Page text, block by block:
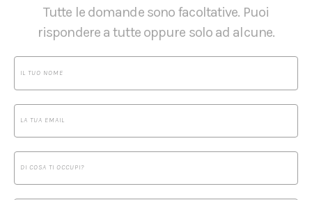
Tutte le domande sono facoltative. Puoi
rispondere a tutte oppure solo ad alcune.